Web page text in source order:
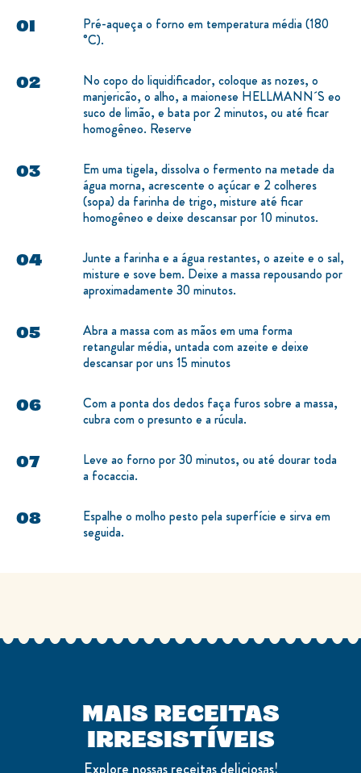
Pré-aqueça o forno em temperatura média (180
°C).
No copo do liquidificador, coloque as nozes, o
manjericão, o alho, a maionese HELLMANN´S eo
suco de limão, e bata por 2 minutos, ou até ficar
homogêneo. Reserve
Em uma tigela, dissolva o fermento na metade da
água morna, acrescente o açúcar e 2 colheres
(sopa) da farinha de trigo, misture até ficar
homogêneo e deixe descansar por 10 minutos.
Junte a farinha e a água restantes, o azeite e o sal,
misture e sove bem. Deixe a massa repousando por
aproximadamente 30 minutos.
Abra a massa com as mãos em uma forma
retangular média, untada com azeite e deixe
descansar por uns 15 minutos
Com a ponta dos dedos faça furos sobre a massa,
cubra com o presunto e a rúcula.
Leve ao forno por 30 minutos, ou até dourar toda
a focaccia.
Espalhe o molho pesto pela superfície e sirva em
seguida.
Comentários (3) Questões
Avaliações de Clientes